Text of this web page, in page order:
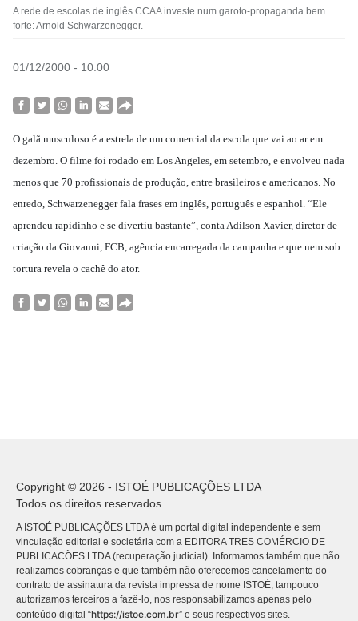
A rede de escolas de inglês CCAA investe num garoto-propaganda bem
forte: Arnold Schwarzenegger.
01/12/2000 - 10:00
O galã musculoso é a estrela de um comercial da escola que vai ao ar em
dezembro. O filme foi rodado em Los Angeles, em setembro, e envolveu nada
menos que 70 profissionais de produção, entre brasileiros e americanos. No
enredo, Schwarzenegger fala frases em inglês, português e espanhol. “Ele
aprendeu rapidinho e se divertiu bastante”, conta Adilson Xavier, diretor de
criação da Giovanni, FCB, agência encarregada da campanha e que nem sob
tortura revela o cachê do ator.
Copyright © 2026 - ISTOÉ PUBLICAÇÕES LTDA
Todos os direitos reservados.
A ISTOÉ PUBLICAÇÕES LTDA é um portal digital independente e sem
vinculação editorial e societária com a EDITORA TRES COMÉRCIO DE
PUBLICACÕES LTDA (recuperação judicial). Informamos também que não
realizamos cobranças e que também não oferecemos cancelamento do
contrato de assinatura da revista impressa de nome ISTOÉ, tampouco
autorizamos terceiros a fazê-lo, nos responsabilizamos apenas pelo
conteúdo digital “https://istoe.com.br” e seus respectivos sites.